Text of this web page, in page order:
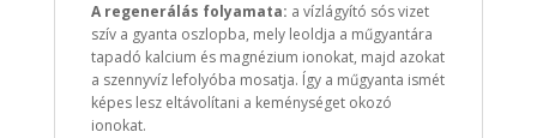
A regenerálás folyamata: a vízlágyító sós vizet
szív a gyanta oszlopba, mely leoldja a műgyantára
tapadó kalcium és magnézium ionokat, majd azokat
a szennyvíz lefolyóba mosatja. Így a műgyanta ismét
képes lesz eltávolítani a keménységet okozó
ionokat.